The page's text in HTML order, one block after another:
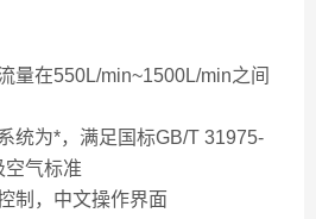
量在550L/min~1500L/min之间
统为*，满足国标GB/T 31975-
空气标准
制，中文操作界面